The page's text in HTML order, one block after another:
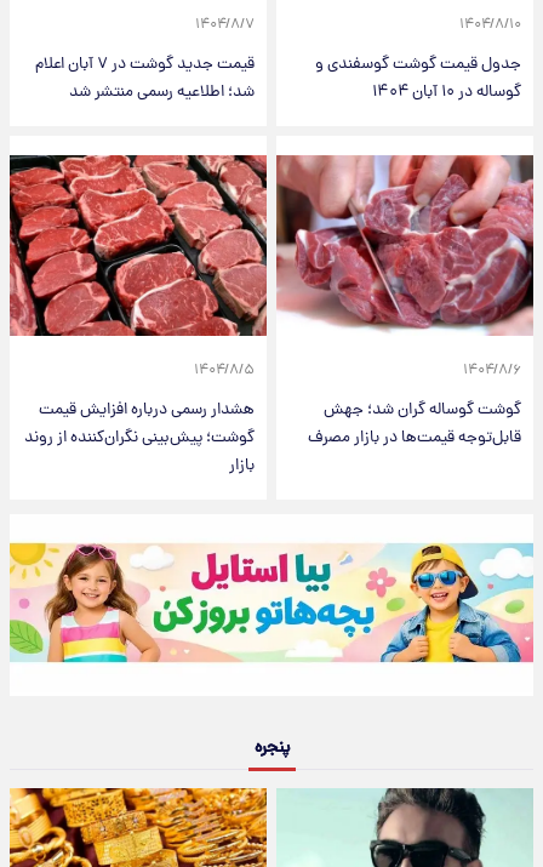
۱۴۰۴/۸/۱۰
جدول قیمت گوشت گوسفندی و
گوساله در ۱۰ آبان ۱۴۰۴
۱۴۰۴/۸/۷
قیمت جدید گوشت در ۷ آبان اعلام
شد؛ اطلاعیه رسمی منتشر شد
۱۴۰۴/۸/۶
گوشت گوساله گران شد؛ جهش
قابل‌توجه قیمت‌ها در بازار مصرف
۱۴۰۴/۸/۵
هشدار رسمی درباره افزایش قیمت
گوشت؛ پیش‌بینی نگران‌کننده از روند
بازار
پنجره